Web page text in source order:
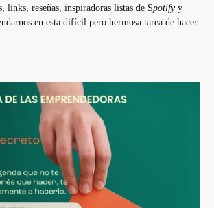
links, reseñas, inspiradoras listas de Spotify y
en esta difícil pero hermosa tarea de hacer